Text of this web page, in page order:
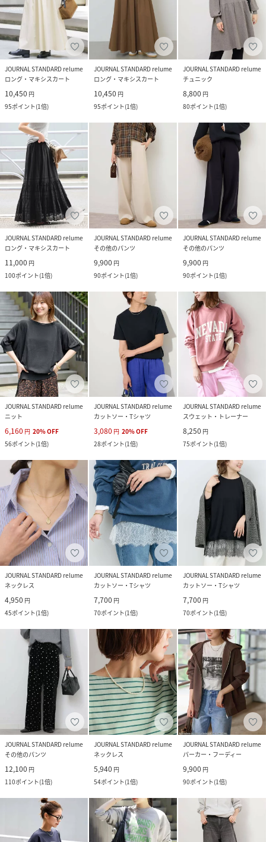
JOURNAL STANDARD relume
ロング・マキシスカート
10,450 円
95ポイント(1倍)
JOURNAL STANDARD relume
ロング・マキシスカート
10,450 円
95ポイント(1倍)
JOURNAL STANDARD relume
チュニック
8,800 円
80ポイント(1倍)
JOURNAL STANDARD relume
ロング・マキシスカート
11,000 円
100ポイント(1倍)
JOURNAL STANDARD relume
その他のパンツ
9,900 円
90ポイント(1倍)
JOURNAL STANDARD relume
その他のパンツ
9,900 円
90ポイント(1倍)
JOURNAL STANDARD relume
ニット
6,160 円 20%OFF
56ポイント(1倍)
JOURNAL STANDARD relume
カットソー・Tシャツ
3,080 円 20%OFF
28ポイント(1倍)
JOURNAL STANDARD relume
スウェット・トレーナー
8,250 円
75ポイント(1倍)
JOURNAL STANDARD relume
ネックレス
4,950 円
45ポイント(1倍)
JOURNAL STANDARD relume
カットソー・Tシャツ
7,700 円
70ポイント(1倍)
JOURNAL STANDARD relume
カットソー・Tシャツ
7,700 円
70ポイント(1倍)
JOURNAL STANDARD relume
その他のパンツ
12,100 円
110ポイント(1倍)
JOURNAL STANDARD relume
ネックレス
5,940 円
54ポイント(1倍)
JOURNAL STANDARD relume
パーカー・フーディー
9,900 円
90ポイント(1倍)